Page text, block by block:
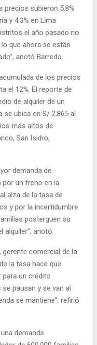
precios subieron 5.8%
y 4.3% en Lima
el año pasado no
que ahora se están
anotó Barredo.
de los precios
el 12%. El reporte de
de alquiler de un
se ubica en S/ 2,865 al
más altos de
San Isidro,
demanda de
por un freno en la
alza de la tasa de
y por la incertidumbre
posterguen su
alquiler”, anotó.
gerente comercial de la
la tasa hace que
un crédito
pausan y se van al
se mantiene”, refirió
demanda